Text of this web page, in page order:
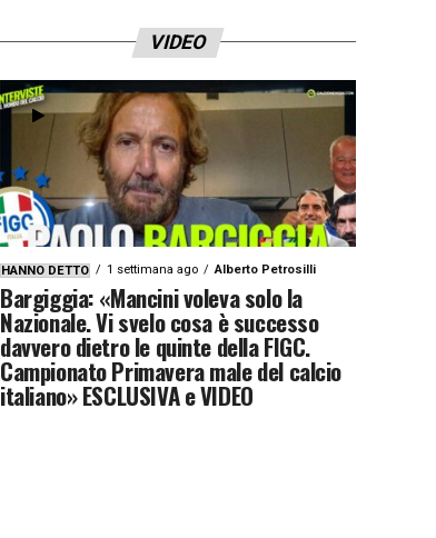
VIDEO
HANNO DETTO 1 settimana ago Alberto Petrosilli
Bargiggia: «Mancini voleva solo la
Nazionale. Vi svelo cosa è successo
davvero dietro le quinte della FIGC.
Campionato Primavera male del calcio
italiano» ESCLUSIVA e VIDEO